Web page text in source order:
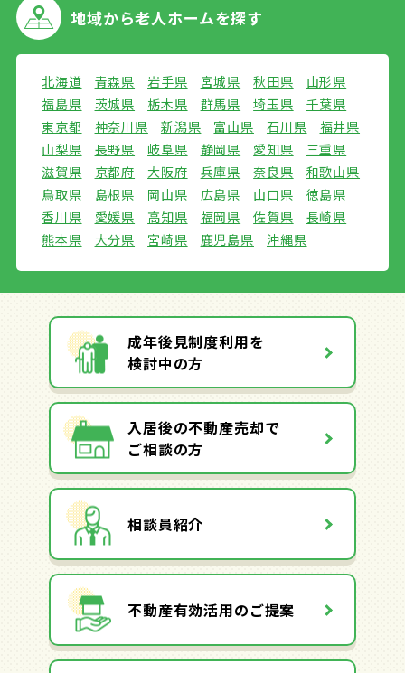
地域から老人ホームを探す
北海道 青森県 岩手県 宮城県 秋田県
山形県
福島県
茨城県 栃木県 群馬県 埼玉県
千葉県
東京都
神奈川県 新潟県 富山県 石川県
福井県
山梨県
長野県 岐阜県 静岡県 愛知県
三重県
滋賀県
京都府 大阪府 兵庫県 奈良県
和歌山県
鳥取県
島根県 岡山県 広島県 山口県
徳島県
香川県
愛媛県 高知県 福岡県 佐賀県
長崎県
熊本県
大分県 宮崎県 鹿児島県 沖縄県
成年後見制度利用を
検討中の方
入居後の不動産売却で
ご相談の方
相談員紹介
不動産有効活用のご提案